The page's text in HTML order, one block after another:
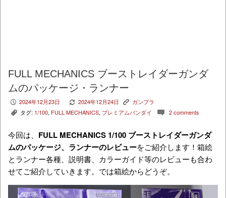
FULL MECHANICS ブーストレイダーガンダ
ムのパッケージ・ランナー
P 2024年12月23日 V 2024年12月24日 K ガンプラ
, タグ: 1/100, FULL MECHANICS, プレミアムバンダイ c 2 comments
今回は、 FULL MECHANICS 1/100 ブーストレイダーガンダ
ムのパッケージ、ランナーのレビューをご紹介します！箱絵
とランナー各種、説明書、カラーガイド等のレビューも合わ
せてご紹介していきます。では箱絵からどうぞ。